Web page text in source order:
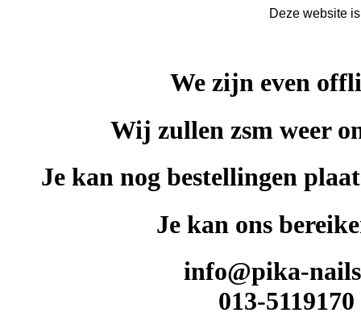
Deze website
We zijn even
Wij zullen zsm weer
Je kan nog bestellingen
Je kan ons
info@pika-
013-5119170